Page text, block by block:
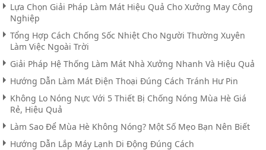
Lựa Chọn Giải Pháp Làm Mát Hiệu Quả Cho Xưởng May Công
Nghiệp
Tổng Hợp Cách Chống Sốc Nhiệt Cho Người Thường Xuyên
Làm Việc Ngoài Trời
Giải Pháp Hệ Thống Làm Mát Nhà Xưởng Nhanh Và Hiệu Quả
Hướng Dẫn Làm Mát Điện Thoại Đúng Cách Tránh Hư Pin
Không Lo Nóng Nực Với 5 Thiết Bị Chống Nóng Mùa Hè Giá
Rẻ, Hiệu Quả
Làm Sao Để Mùa Hè Không Nóng? Một Số Mẹo Bạn Nên Biết
Hướng Dẫn Lắp Máy Lạnh Di Động Đúng Cách